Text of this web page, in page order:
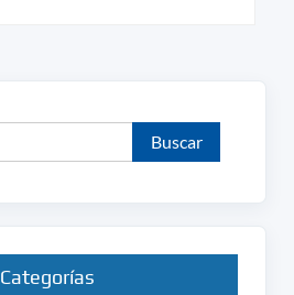
Buscar:
Categorías